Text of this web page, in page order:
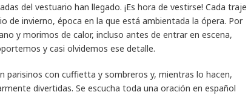
del vestuario han llegado. ¡Es hora de vestirse! Cada traje
de invierno, época en la que está ambientada la ópera. Por
y morimos de calor, incluso antes de entrar en escena,
y casi olvidemos ese detalle.
parisinos con cuffietta y sombreros y, mientras lo hacen,
divertidas. Se escucha toda una oración en español